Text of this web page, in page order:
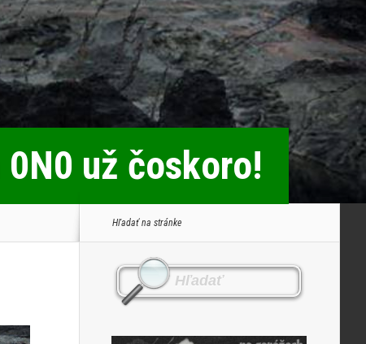
už čoskoro!
Hľadať na stránke